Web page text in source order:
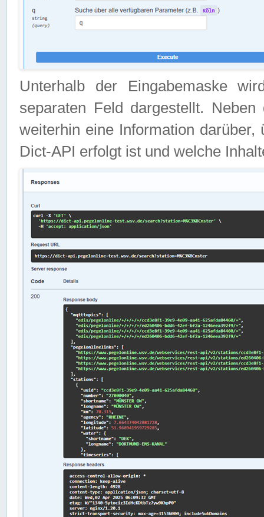
Unterhalb der Eingabemaske
separaten Feld dargestellt.
weiterhin eine Information
Dict-API erfolgt ist und welche